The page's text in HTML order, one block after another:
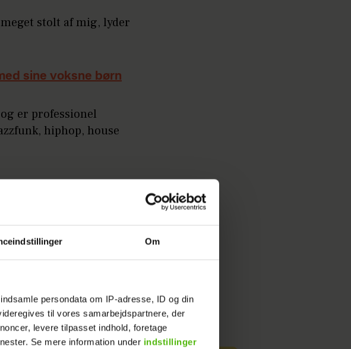
Om
persondata om IP-adresse, ID og din
til vores samarbejdspartnere, der
levere tilpasset indhold, foretage
Se mere information under indstillinger
stolt af mig, lyder
sine voksne børn
er professionel
hiphop, house